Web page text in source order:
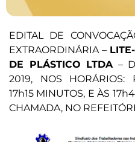
EDITAL DE
EXTRAORDINÁRIA –
DE PLÁSTICO LTDA –
2019, NOS HORÁRIOS:
17h15 MINUTOS, E ÀS
CHAMADA, NO